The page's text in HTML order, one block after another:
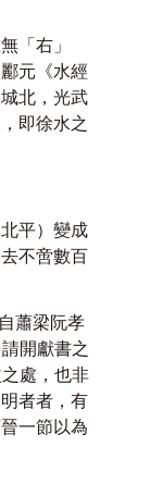
「右」
元《水經
北，光武
即徐水之
平）變成
不啻數百
蕭梁阮孝
請開獻書之
處，也非
者者，有
一節以為